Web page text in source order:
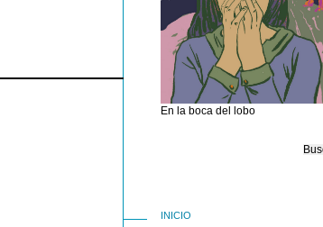
En la boca del lobo
INICIO